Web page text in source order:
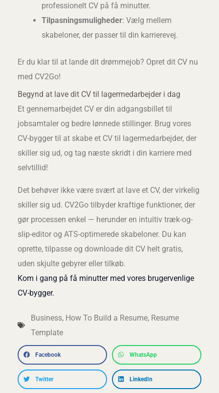
professionelt CV på få minutter.
Tilpasningsmuligheder: Vælg mellem
skabeloner, der passer til din karrierevej.
Er du klar til at lande dit drømmejob? Opret dit CV nu
med CV2Go!
Begynd at lave dit CV til lagermedarbejder i dag
Et gennemarbejdet CV er din adgangsbillet til
jobsamtaler og bedre lønnede stillinger. Brug vores
CV-bygger til at skabe et CV til lagermedarbejder, der
skiller sig ud, og tag næste skridt i din karriere med
selvtillid!
Det behøver ikke være svært at lave et CV, der virkelig
skiller sig ud. CV2Go tilbyder kraftige funktioner, der
gør processen enkel — herunder en intuitiv træk-og-
slip-editor og ATS-optimerede skabeloner. Du kan
oprette, tilpasse og downloade dit CV helt gratis,
uden skjulte gebyrer eller tilkøb.
Kom i gang på få minutter med vores brugervenlige
CV-bygger.
Business, How To Build a Resume, Resume
Template
Facebook WhatsApp
Twitter LinkedIn